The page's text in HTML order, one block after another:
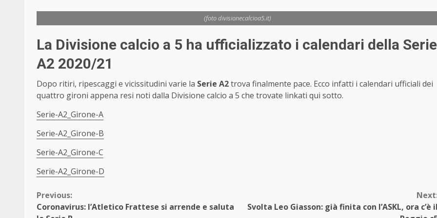
(foto divisionecalcioa5.it)
La Divisione calcio a 5 ha ufficializzato i calendari della Serie
A2 2020/21
Dopo ritiri, ripescaggi e vicissitudini varie la Serie A2trova finalmente pace. Ecco infatti i calendari ufficiali dei
quattro gironi appena resi noti dalla Divisione calcio a 5 che trovate linkati qui sotto.
Serie-A2_Girone-A
Serie-A2_Girone-B
Serie-A2_Girone-C
Serie-A2_Girone-D
Continue
Previous:
Coronavirus: l’Atletico Frattese si arrende e saluta
Svolta Leo Giasson: già finita con l’ASKL, ora c’è